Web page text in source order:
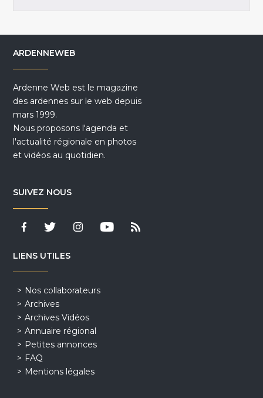
ARDENNEWEB
Ardenne Web est le magazine
des ardennes sur le web depuis
mars 1999.
Nous proposons l'agenda et
l'actualité régionale en photos
et vidéos au quotidien.
SUIVEZ NOUS
LIENS UTILES
Nos collaborateurs
Archives
Archives Vidéos
Annuaire régional
Petites annonces
FAQ
Mentions légales